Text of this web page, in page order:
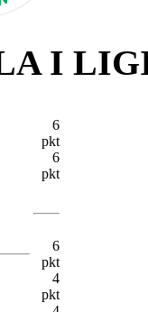
I
6
pkt
6
pkt
6
pkt
4
pkt